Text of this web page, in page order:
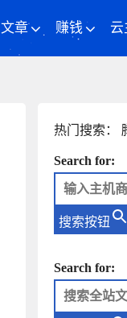
文章 赚钱 云
热门搜索：
Search for:
搜索按钮
Search for: